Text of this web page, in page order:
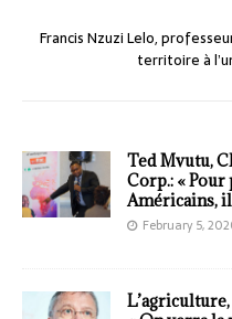
Francis Nzuzi Lelo,
territoire à
Ted Mvutu,
Corp.: «
Américains,
February 5,